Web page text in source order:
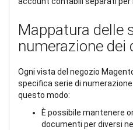
Mappatura delle
numerazione dei
Ogni vista del negozio
specifica serie di
questo modo:
È possibile mantenere
documenti per diversi